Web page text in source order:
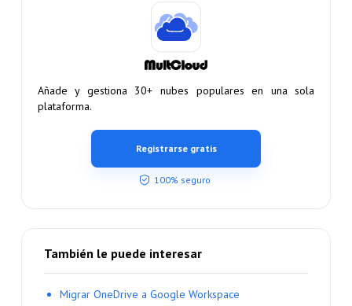
Añade y gestiona 30+ nubes populares en una sola
plataforma.
Registrarse gratis
100% seguro
También le puede interesar
Migrar OneDrive a Google Workspace